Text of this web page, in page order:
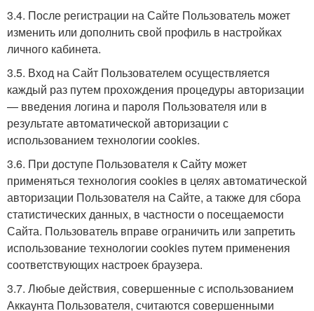
3.4. После регистрации на Сайте Пользователь может
изменить или дополнить свой профиль в настройках
личного кабинета.
3.5. Вход на Сайт Пользователем осуществляется
каждый раз путем прохождения процедуры авторизации
— введения логина и пароля Пользователя или в
результате автоматической авторизации с
использованием технологии cookies.
3.6. При доступе Пользователя к Сайту может
применяться технология cookies в целях автоматической
авторизации Пользователя на Сайте, а также для сбора
статистических данных, в частности о посещаемости
Сайта. Пользователь вправе ограничить или запретить
использование технологии cookies путем применения
соответствующих настроек браузера.
3.7. Любые действия, совершенные с использованием
Аккаунта Пользователя, считаются совершенными